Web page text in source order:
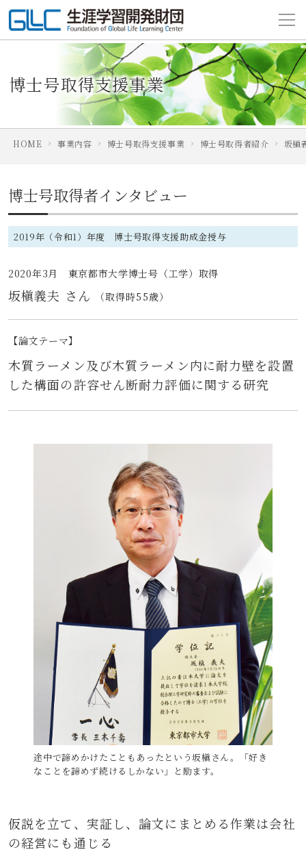
博士号取得支援事業
HOME 事業内容 博士号取得支援事業 博士号取得者紹介 坂槇
博士号取得者インタビュー
2019年（令和1）年度 博士号取得支援助成金授与
2020年3月 東京都市大学博士号（工学）取得
坂槇義夫 さん （取得時55歳）
【論文テーマ】
木質ラーメン及び木質ラーメン内に耐力壁を設置
した構面の許容せん断耐力評価に関する研究
途中で諦めかけたこともあったという坂槇さん。「好き
なことを諦めず続けるしかない」と励ます。
仮説を立て、実証し、論文にまとめる作業は会社
の経営にも通じる